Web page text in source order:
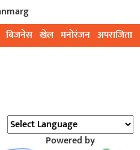
बिजनेस खेल मनोरंजन अपराजिता
Powered by